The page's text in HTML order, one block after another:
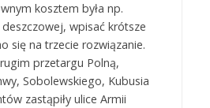
kosztem była np.
wpisać krótsze
się na trzecie rozwiązanie.
przetargu Polną,
Sobolewskiego, Kubusia
zastąpiły ulice Armii